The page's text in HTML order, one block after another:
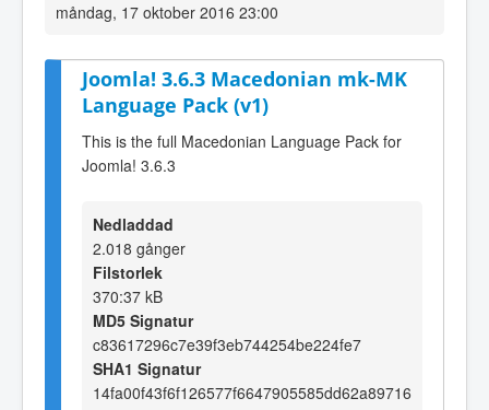
måndag, 17 oktober 2016 23:00
Joomla! 3.6.3 Macedonian mk-MK
Language Pack (v1)
This is the full Macedonian Language Pack for
Joomla! 3.6.3
Nedladdad
2.018 gånger
Filstorlek
370:37 kB
MD5 Signatur
c83617296c7e39f3eb744254be224fe7
SHA1 Signatur
14fa00f43f6f126577f6647905585dd62a89716